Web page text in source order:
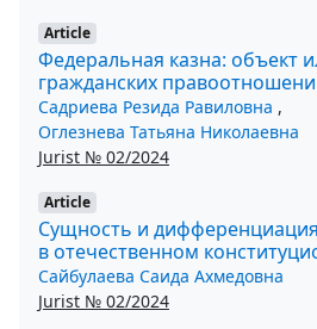
Article
Федеральная казна: объект
гражданских
Садриева Резида Равиловна ,
Оглезнева Татьяна Николаевна
Jurist № 02/2024
Article
Сущность и
в отечественном
Сайбулаева Саида Ахмедовна
Jurist № 02/2024